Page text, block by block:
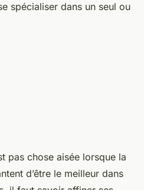
spécialiser dans un seul ou
pas chose aisée lorsque la
d’être le meilleur dans